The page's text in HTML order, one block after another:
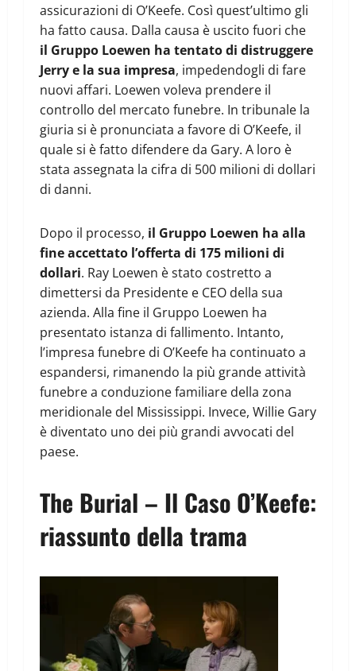
assicurazioni di O’Keefe. Così quest’ultimo gli
ha fatto causa. Dalla causa è uscito fuori che
il Gruppo Loewen ha tentato di distruggere
Jerry e la sua impresa, impedendogli di fare
nuovi affari. Loewen voleva prendere il
controllo del mercato funebre. In tribunale la
giuria si è pronunciata a favore di O’Keefe, il
quale si è fatto difendere da Gary. A loro è
stata assegnata la cifra di 500 milioni di dollari
di danni.
Dopo il processo, il Gruppo Loewen ha alla
fine accettato l’offerta di 175 milioni di
dollari. Ray Loewen è stato costretto a
dimettersi da Presidente e CEO della sua
azienda. Alla fine il Gruppo Loewen ha
presentato istanza di fallimento. Intanto,
l’impresa funebre di O’Keefe ha continuato a
espandersi, rimanendo la più grande attività
funebre a conduzione familiare della zona
meridionale del Mississippi. Invece, Willie Gary
è diventato uno dei più grandi avvocati del
paese.
The Burial – Il Caso O’Keefe:
riassunto della trama